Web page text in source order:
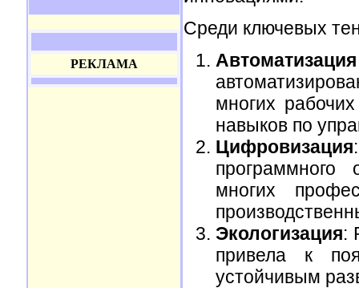
РЕКЛАМА
Среди ключевых
многих
навыков по
Цифровизация
программного
многих
Экологизация:
привела к
устойчивым